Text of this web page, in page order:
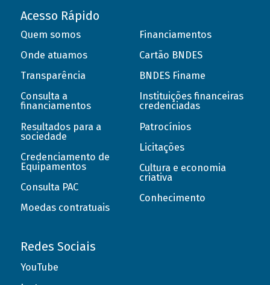
Acesso Rápido
Quem somos
Onde atuamos
Transparência
Consulta a
financiamentos
Resultados para a
sociedade
Credenciamento de
Equipamentos
Consulta PAC
Moedas contratuais
Financiamentos
Cartão BNDES
BNDES Finame
Instituições financeiras
credenciadas
Patrocínios
Licitações
Cultura e economia
criativa
Conhecimento
Redes Sociais
YouTube